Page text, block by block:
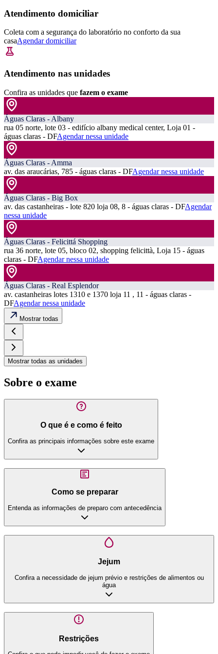
Atendimento domiciliar
Coleta com a segurança do laboratório no conforto da sua
casaAgendar domiciliar
Atendimento nas unidades
Confira as unidades que fazem o exame
Águas Claras - Albany
rua 05 norte, lote 03 - edifício albany medical center, Loja 01 -
águas claras - DFAgendar nessa unidade
Águas Claras - Amma
av. das araucárias, 785 - águas claras - DFAgendar nessa unidade
Águas Claras - Big Box
av. das castanheiras - lote 820 loja 08, 8 - águas claras - DFAgendar
nessa unidade
Águas Claras - Felicittá Shopping
rua 36 norte, lote 05, bloco 02, shopping felicittà, Loja 15 - águas
claras - DFAgendar nessa unidade
Águas Claras - Real Esplendor
av. castanheiras lotes 1310 e 1370 loja 11 , 11 - águas claras -
DFAgendar nessa unidade
Mostrar todas
Mostrar todas as unidades
Sobre o exame
O que é e como é feito
Confira as principais informações sobre este exame
Como se preparar
Entenda as informações de preparo com antecedência
Jejum
Confira a necessidade de jejum prévio e restrições de alimentos ou
água
Restrições